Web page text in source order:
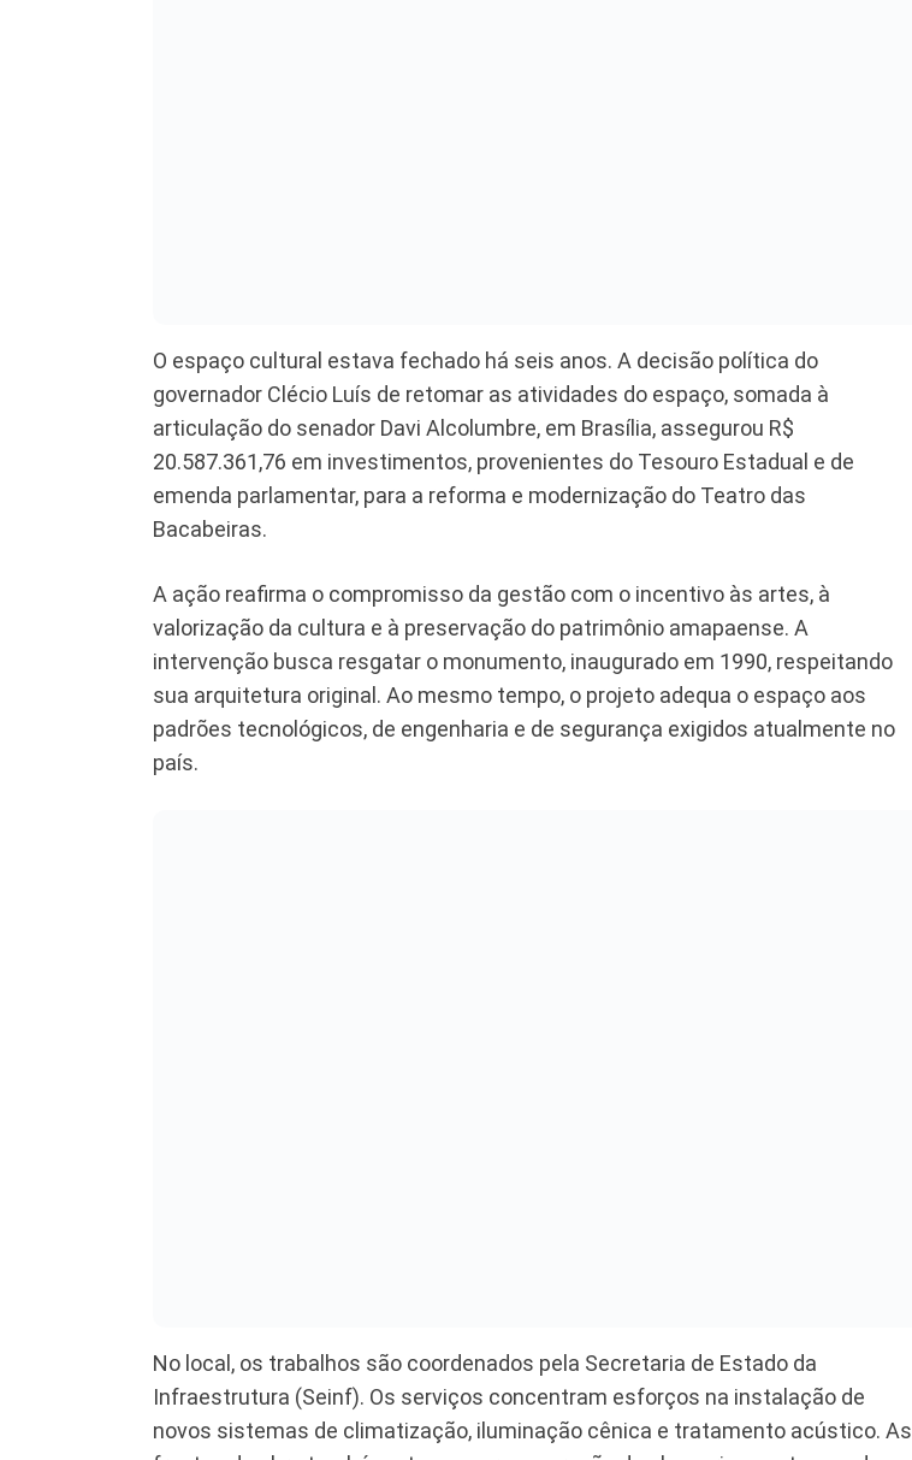
O espaço cultural estava fechado há seis anos. A decisão política do
governador Clécio Luís de retomar as atividades do espaço, somada à
articulação do senador Davi Alcolumbre, em Brasília, assegurou R$
20.587.361,76 em investimentos, provenientes do Tesouro Estadual e de
emenda parlamentar, para a reforma e modernização do Teatro das
Bacabeiras.
A ação reafirma o compromisso da gestão com o incentivo às artes, à
valorização da cultura e à preservação do patrimônio amapaense. A
intervenção busca resgatar o monumento, inaugurado em 1990, respeitando
sua arquitetura original. Ao mesmo tempo, o projeto adequa o espaço aos
padrões tecnológicos, de engenharia e de segurança exigidos atualmente no
país.
No local, os trabalhos são coordenados pela Secretaria de Estado da
Infraestrutura (Seinf). Os serviços concentram esforços na instalação de
novos sistemas de climatização, iluminação cênica e tratamento acústico. As